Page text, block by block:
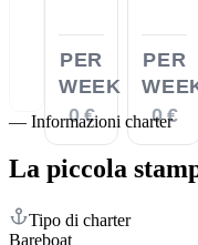
PER
WEEK
0 €
PER
0 €
— Informazioni charter
La piccola
Tipo di charter
Bareboat